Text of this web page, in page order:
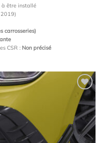
à être installé
carrosseries)
CSR : Non précisé
Ajouter
à la
wishlist